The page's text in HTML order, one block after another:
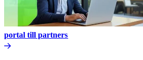
portal till partners​​